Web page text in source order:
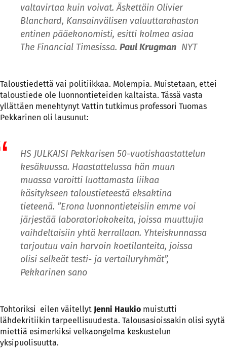
valtavirtaa kuin voivat. Äskettäin Olivier
Blanchard, Kansainvälisen valuuttarahaston
entinen pääekonomisti, esitti kolmea asiaa
The Financial Timesissa. Paul Krugman NYT
Taloustiedettä vai politiikkaa. Molempia. Muistetaan, ettei
taloustiede ole luonnontieteiden kaltaista. Tässä vasta
yllättäen menehtynyt Vattin tutkimus professori Tuomas
Pekkarinen oli lausunut:
HS JULKAISI Pekkarisen 50-vuotishaastattelun
kesäkuussa. Haastattelussa hän muun
muassa varoitti luottamasta liikaa
käsitykseen taloustieteestä eksaktina
tieteenä. ”Erona luonnontieteisiin emme voi
järjestää laboratoriokokeita, joissa muuttujia
vaihdeltaisiin yhtä kerrallaan. Yhteiskunnassa
tarjoutuu vain harvoin koetilanteita, joissa
olisi selkeät testi- ja vertailuryhmät”,
Pekkarinen sano
Tohtoriksi eilen väitellyt Jenni Haukio muistutti
lähdekritiikin tarpeellisuudesta. Talousasioissakin olisi syytä
miettiä esimerkiksi velkaongelma keskustelun
yksipuolisuutta.